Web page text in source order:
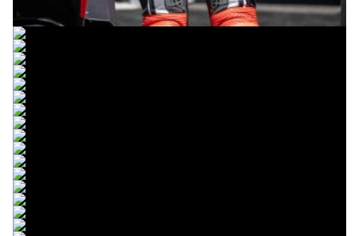
© intactGP
© intactGP
© intactGP
© intactGP
© intactGP
© intactGP
© intactGP
© intactGP
© intactGP
© intactGP
© intactGP
© intactGP
© intactGP
© intactGP
© intactGP